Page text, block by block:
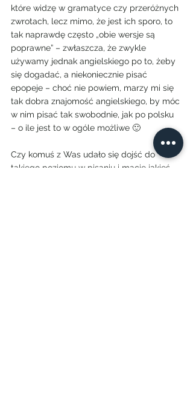
które widzę w gramatyce czy przeróżnych
zwrotach, lecz mimo, że jest ich sporo, to
tak naprawdę często „obie wersje są
poprawne” – zwłaszcza, że zwykle
używamy jednak angielskiego po to, żeby
się dogadać, a niekoniecznie pisać
epopeje – choć nie powiem, marzy mi się
tak dobra znajomość angielskiego, by móc
w nim pisać tak swobodnie, jak po polsku
– o ile jest to w ogóle możliwe 🙂
Czy komuś z Was udało się dojść do
takiego poziomu w pisaniu i macie jakieś